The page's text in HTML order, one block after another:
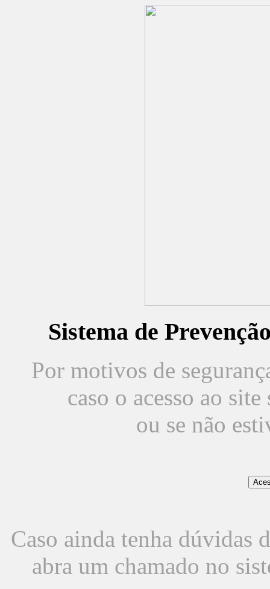
Sistema de
Por motivos de
caso o acesso ao
ou se não
Caso ainda tenha dúvidas
abra um chamado no